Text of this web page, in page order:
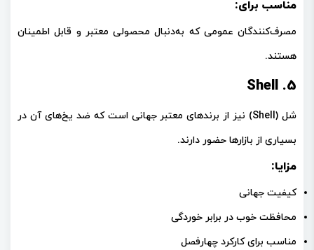
مناسب برای:
مصرف‌کنندگان عمومی که به‌دنبال محصولی معتبر و قابل اطمینان
هستند.
5. Shell
شل (Shell)
نیز از برندهای معتبر جهانی است که ضد یخ‌های آن در
بسیاری از بازارها حضور دارند.
مزایا:
کیفیت جهانی
محافظت خوب در برابر خوردگی
مناسب برای کارکرد چهارفصل